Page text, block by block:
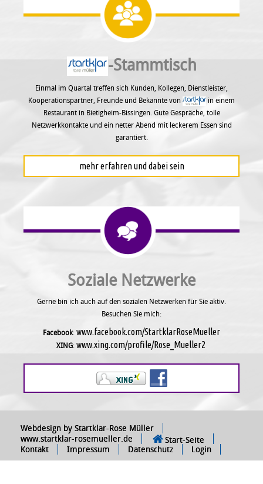
-Stammtisch
Einmal im Quartal treffen sich Kunden, Kollegen, Dienstleister,
Kooperationspartner, Freunde und Bekannte von
in einem
Restaurant in Bietigheim-Bissingen. Gute Gespräche, tolle
Netzwerkkontakte und ein netter Abend mit leckerem Essen sind
garantiert.
mehr erfahren und dabei sein
Soziale Netzwerke
Gerne bin ich auch auf den sozialen Netzwerken für Sie aktiv.
Besuchen Sie mich:
Facebook: www.facebook.com/StartklarRoseMueller
XING: www.xing.com/profile/Rose_Mueller2
Webdesign by Startklar-Rose Müller
www.startklar-rosemueller.de
Start-Seite
Kontakt
Impressum Datenschutz Login